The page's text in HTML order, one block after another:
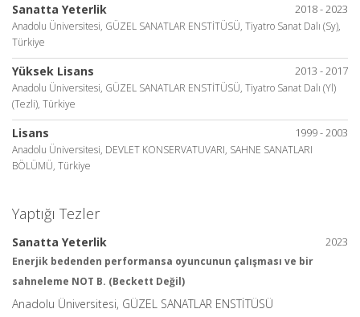
2018 - 2023
Sanatta Yeterlik
Anadolu Üniversitesi, GÜZEL SANATLAR ENSTİTÜSÜ, Tiyatro Sanat Dalı (Sy),
Türkiye
2013 - 2017
Yüksek Lisans
Anadolu Üniversitesi, GÜZEL SANATLAR ENSTİTÜSÜ, Tiyatro Sanat Dalı (Yl)
(Tezli), Türkiye
1999 - 2003
Lisans
Anadolu Üniversitesi, DEVLET KONSERVATUVARI, SAHNE SANATLARI
BÖLÜMÜ, Türkiye
Yaptığı Tezler
2023
Sanatta Yeterlik
Enerjik bedenden performansa oyuncunun çalışması ve bir
sahneleme NOT B. (Beckett Değil)
Anadolu Üniversitesi, GÜZEL SANATLAR ENSTİTÜSÜ